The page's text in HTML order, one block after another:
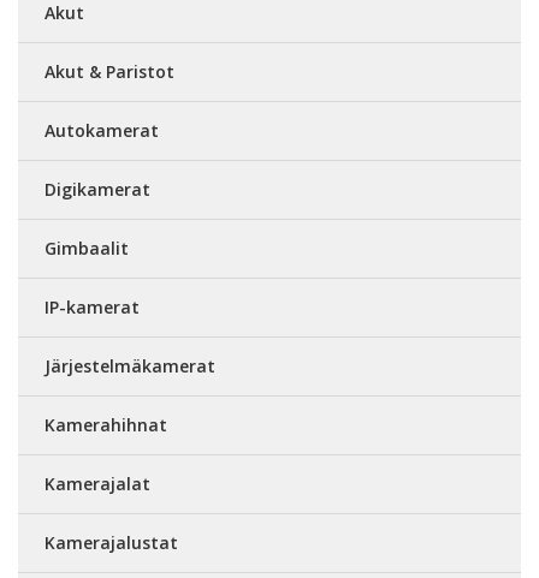
Akut
Akut & Paristot
Autokamerat
Digikamerat
Gimbaalit
IP-kamerat
Järjestelmäkamerat
Kamerahihnat
Kamerajalat
Kamerajalustat